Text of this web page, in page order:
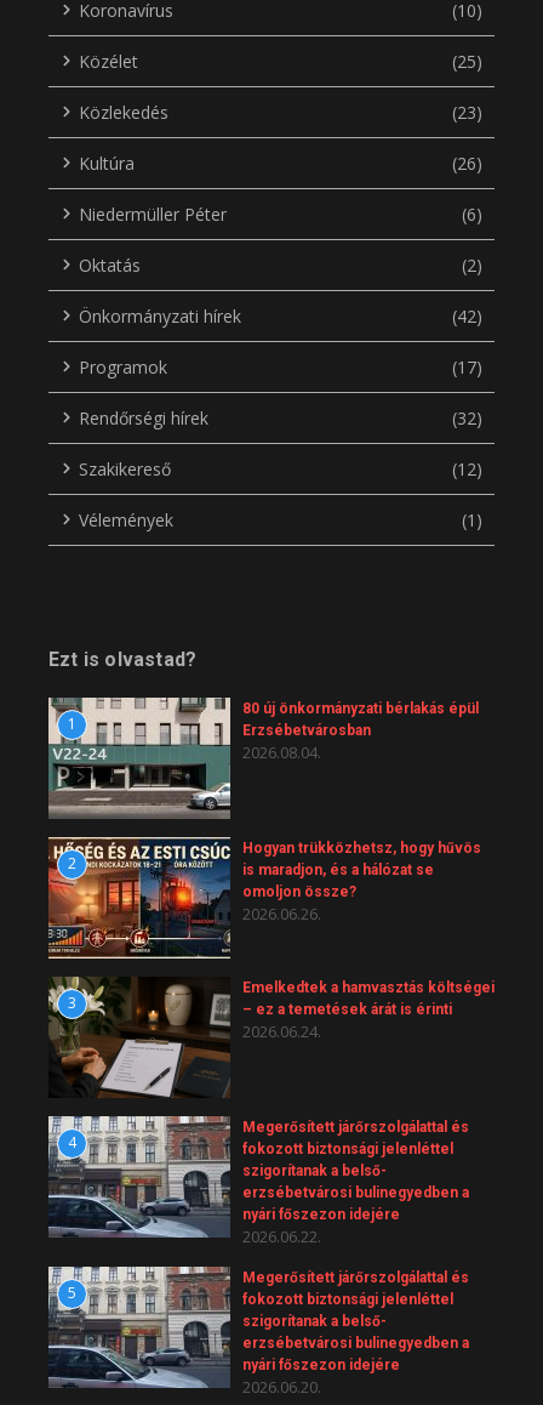
Koronavírus (10)
Közélet (25)
Közlekedés (23)
Kultúra (26)
Niedermüller Péter (6)
Oktatás (2)
Önkormányzati hírek (42)
Programok (17)
Rendőrségi hírek (32)
Szakikereső (12)
Vélemények (1)
Ezt is olvastad?
1
80 új önkormányzati bérlakás épül
Erzsébetvárosban
2026.08.04.
2
Hogyan trükközhetsz, hogy hűvös
is maradjon, és a hálózat se
omoljon össze?
2026.06.26.
3
Emelkedtek a hamvasztás költségei
– ez a temetések árát is érinti
2026.06.24.
4
Megerősített járőrszolgálattal és
fokozott biztonsági jelenléttel
szigorítanak a belső-
erzsébetvárosi bulinegyedben a
nyári főszezon idejére
2026.06.22.
5
Megerősített járőrszolgálattal és
fokozott biztonsági jelenléttel
szigorítanak a belső-
erzsébetvárosi bulinegyedben a
nyári főszezon idejére
2026.06.20.